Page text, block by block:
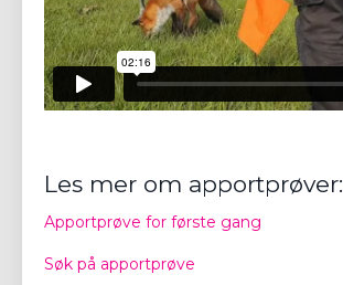
Les mer om apportprøver:
Apportprøve for første gang
Søk på apportprøve